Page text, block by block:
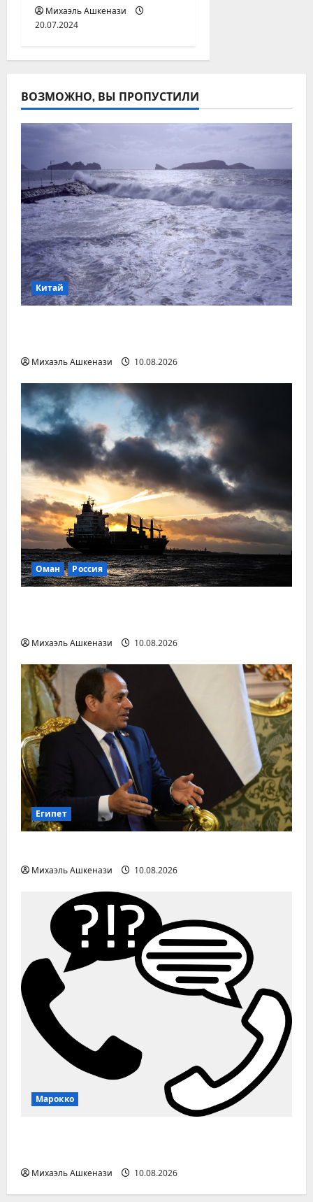
Михаэль Ашкенази
20.07.2024
ВОЗМОЖНО, ВЫ ПРОПУСТИЛИ
Китай
Михаэль Ашкенази 10.08.2026
Оман Россия
Михаэль Ашкенази 10.08.2026
Египет
Михаэль Ашкенази 10.08.2026
Марокко
Михаэль Ашкенази 10.08.2026